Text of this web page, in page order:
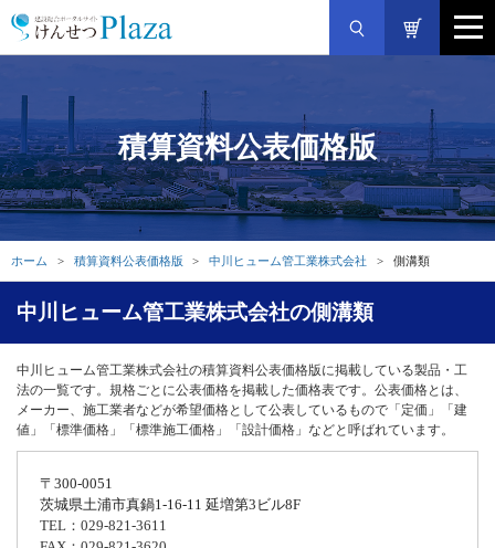
積算資料公表価格版
ホーム 積算資料公表価格版 中川ヒューム管工業株式会社 側溝類
中川ヒューム管工業株式会社の側溝類
中川ヒューム管工業株式会社の積算資料公表価格版に掲載している製品・工
法の一覧です。規格ごとに公表価格を掲載した価格表です。公表価格とは、
メーカー、施工業者などが希望価格として公表しているもので「定価」「建
値」「標準価格」「標準施工価格」「設計価格」などと呼ばれています。
〒300-0051
茨城県土浦市真鍋1-16-11 延増第3ビル8F
TEL：029-821-3611